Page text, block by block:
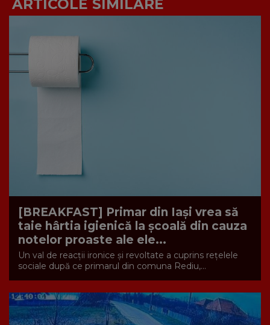
ARTICOLE SIMILARE
[BREAKFAST] Primar din Iași vrea să
taie hârtia igienică la școală din cauza
notelor proaste ale ele...
Un val de reacții ironice și revoltate a cuprins rețelele
sociale după ce primarul din comuna Rediu,...